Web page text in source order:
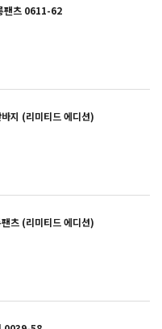
팬츠 0611-62
지 (리미티드 에디션)
츠 (리미티드 에디션)